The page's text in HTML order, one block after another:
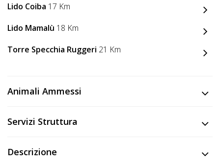
CODICE
SCONTO
Video
Lavora
Noi
Inserisci
Lido Coiba 17 Km
Lido Mamalù 18 Km
Torre Specchia Ruggeri 21 Km
Animali Ammessi
Servizi Struttura
Descrizione